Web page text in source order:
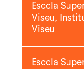
Escola
Viseu,
Viseu
Escola